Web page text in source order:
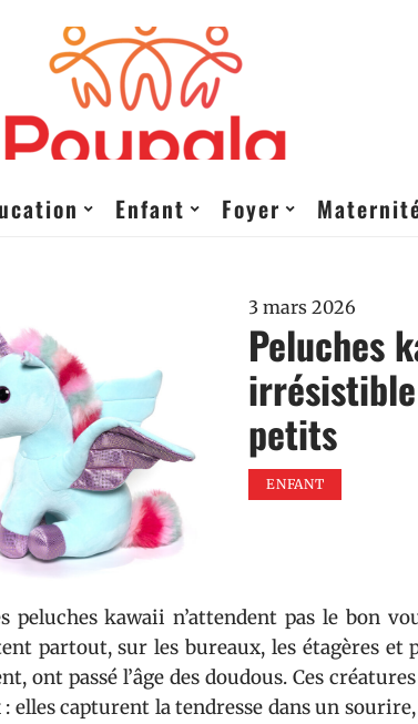
Enfant Foyer
3 mars 2026
Peluches
petits
ENFANT
peluches kawaii n’attendent pas le bon
partout, sur les bureaux, les étagères et
ont passé l’âge des doudous. Ces
elles capturent la tendresse dans un